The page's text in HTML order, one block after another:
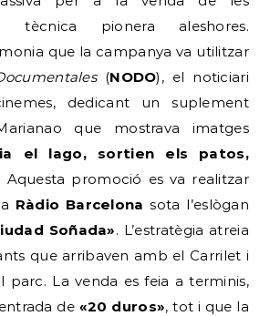
tècnica pionera aleshores.
que la campanya va utilitzar
(NODO), el noticiari
dedicant un suplement
que mostrava imatges
el lago, sortien els patos,
Aquesta promoció es va realitzar
Ràdio Barcelona sota l’eslògan
Soñada». L’estratègia atreia
que arribaven amb el Carrilet i
parc. La venda es feia a terminis,
de «20 duros», tot i que la